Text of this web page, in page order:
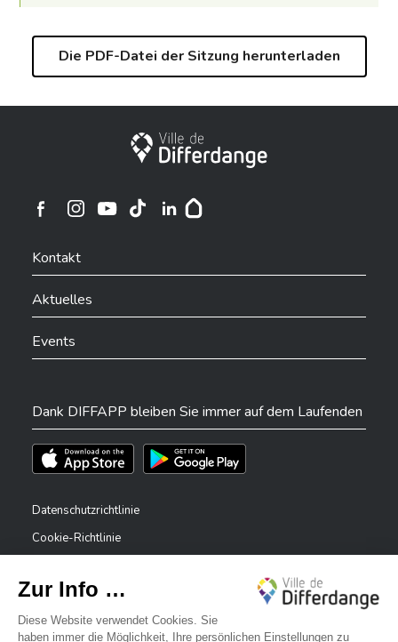
Die PDF-Datei der Sitzung herunterladen
Stadt Differdingen
Ville de Differdange sur Instagram
Kontakt
Aktuelles
Events
Dank DIFFAPP bleiben Sie immer auf dem Laufenden
Téléchargez l'app sur l'App StoreTéléchargez l'app sur Play Store
Datenschutzrichtlinie
Cookie-Richtlinie
Erklärung zur Barrierefreiheit
Meldesystem – Whistleblower
✕